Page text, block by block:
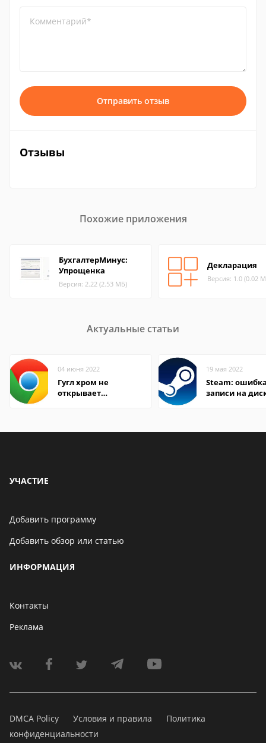
Комментарий*
Отправить отзыв
Отзывы
Похожие приложения
БухгалтерМинус:
Упрощенка
Версия: 2.22 (2.53 МБ)
Декларация
Версия: 1.0 (0.02
Актуальные статьи
04 июня 2022
Гугл хром не
открывает
19 мая 2022
Steam:
записи на
УЧАСТИЕ
Добавить программу
Добавить обзор или статью
ИНФОРМАЦИЯ
Контакты
Реклама
DMCA Policy Условия и правила
Политика
конфиденциальности